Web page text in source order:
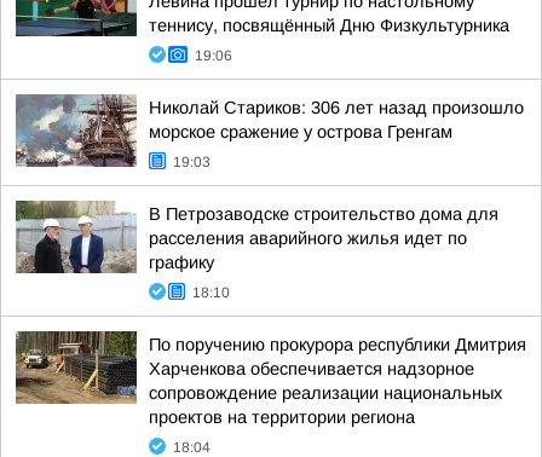
теннису, посвящённый Дню Физкультурника
19:06
Николай Стариков: 306 лет назад произошло
морское сражение у острова Гренгам
19:03
В Петрозаводске строительство дома для
расселения аварийного жилья идет по
графику
18:10
По поручению прокурора республики Дмитрия
Харченкова обеспечивается надзорное
сопровождение реализации национальных
проектов на территории региона
18:04